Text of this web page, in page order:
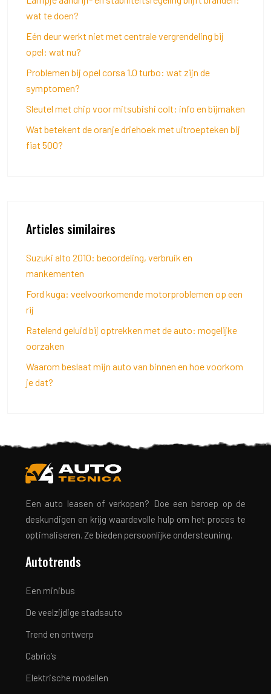
wat te doen?
Eén deur werkt niet met centrale vergrendeling bij
opel: wat nu?
Problemen bij opel corsa 1.0 turbo: wat zijn de
symptomen?
Sleutel met chip voor mitsubishi colt: info en bijmaken
Wat betekent de oranje driehoek met uitroepteken bij
fiat 500?
Articles similaires
Suzuki alto 2010: beoordeling, verbruik en
mankementen
Ford kuga: veelvoorkomende motorproblemen op een
rij
Ratelend geluid bij optrekken met de auto: mogelijke
oorzaken
Waarom beslaat mijn auto van binnen en hoe voorkom
je dat?
Een auto leasen of verkopen? Doe een beroep op de
deskundigen en krijg waardevolle hulp om het proces te
optimaliseren. Ze bieden persoonlijke ondersteuning.
Autotrends
Een minibus
De veelzijdige stadsauto
Trend en ontwerp
Cabrio’s
Elektrische modellen